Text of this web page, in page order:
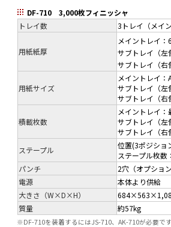
DF-710 3,000枚フィニッシャ
トレイ数
3トレイ（メイ
用紙紙厚
メイントレイ
サブトレイ（
サブトレイ（
用紙サイズ
メイントレイ：
サブトレイ（左
サブトレイ（右
積載枚数
メイントレイ
サブトレイ（
サブトレイ（
ステープル
位置(3ポジショ
ステープル枚
パンチ
2穴（オプショ
電源
本体より供給
大きさ（W×D×H）
質量
約57kg
※ DF-710を装着するにはJS-710、AK-710が必要で